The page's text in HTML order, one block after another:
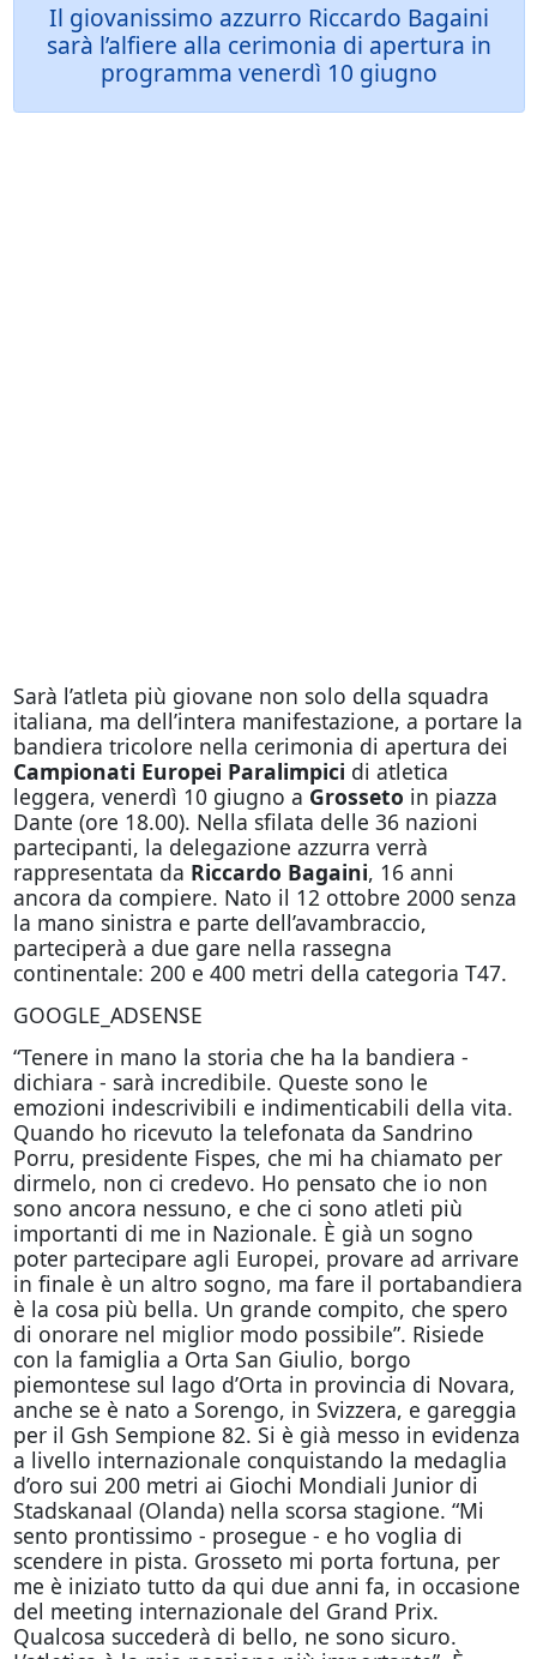
Il giovanissimo azzurro Riccardo Bagaini
sarà l’alfiere alla cerimonia di apertura in
programma venerdì 10 giugno
Sarà l’atleta più giovane non solo della squadra
italiana, ma dell’intera manifestazione, a portare la
bandiera tricolore nella cerimonia di apertura dei
Campionati Europei Paralimpici di atletica
leggera, venerdì 10 giugno a Grosseto in piazza
Dante (ore 18.00). Nella sfilata delle 36 nazioni
partecipanti, la delegazione azzurra verrà
rappresentata da Riccardo Bagaini, 16 anni
ancora da compiere. Nato il 12 ottobre 2000 senza
la mano sinistra e parte dell’avambraccio,
parteciperà a due gare nella rassegna
continentale: 200 e 400 metri della categoria T47.
GOOGLE_ADSENSE
“Tenere in mano la storia che ha la bandiera -
dichiara - sarà incredibile. Queste sono le
emozioni indescrivibili e indimenticabili della vita.
Quando ho ricevuto la telefonata da Sandrino
Porru, presidente Fispes, che mi ha chiamato per
dirmelo, non ci credevo. Ho pensato che io non
sono ancora nessuno, e che ci sono atleti più
importanti di me in Nazionale. È già un sogno
poter partecipare agli Europei, provare ad arrivare
in finale è un altro sogno, ma fare il portabandiera
è la cosa più bella. Un grande compito, che spero
di onorare nel miglior modo possibile”. Risiede
con la famiglia a Orta San Giulio, borgo
piemontese sul lago d’Orta in provincia di Novara,
anche se è nato a Sorengo, in Svizzera, e gareggia
per il Gsh Sempione 82. Si è già messo in evidenza
a livello internazionale conquistando la medaglia
d’oro sui 200 metri ai Giochi Mondiali Junior di
Stadskanaal (Olanda) nella scorsa stagione. “Mi
sento prontissimo - prosegue - e ho voglia di
scendere in pista. Grosseto mi porta fortuna, per
me è iniziato tutto da qui due anni fa, in occasione
del meeting internazionale del Grand Prix.
Qualcosa succederà di bello, ne sono sicuro.